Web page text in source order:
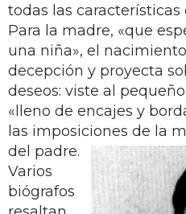
todas las características
Para la madre, «que
una niña», el
decepción y proyecta
deseos: viste al
«lleno de encajes y
las imposiciones de la
del padre.
Varios
biógrafos